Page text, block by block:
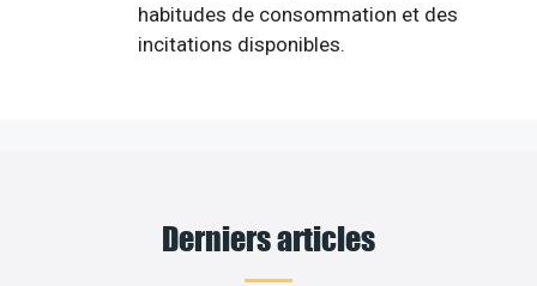
habitudes de consommation et des
incitations disponibles.
Derniers articles